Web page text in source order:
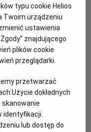
Kupując
1 zł mniej,
wcześniej - 5 zł
- 8 zł
bilety ulgowe i
typu cookie Helios
Twoim urządzeniu
ustawienia
znajdującego
plików cookie
przeglądarki.
przetwarzać
Użycie dokładnych
skanowanie
identyfikacji.
lub dostęp do